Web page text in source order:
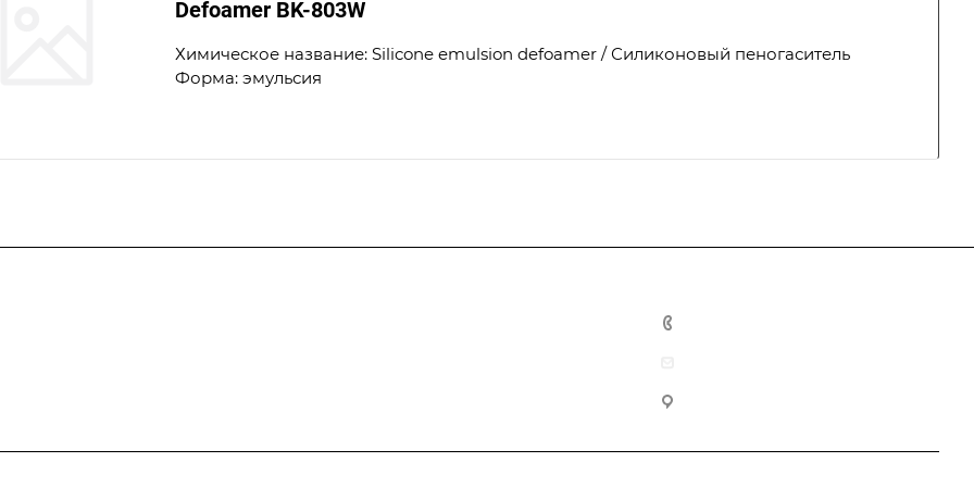
Defoamer BK-803W
Химическое название: Silicone emulsion defoamer / Силиконовый пеногаситель
Форма: эмульсия